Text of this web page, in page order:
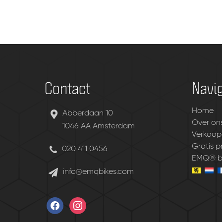
Contact
Abberdaan 10
1046 AA Amsterdam
020 411 0456
info@emqbikes.com
facebookinstagram
Home
Over
Gratis
EMQ®